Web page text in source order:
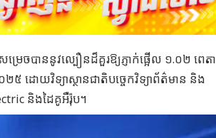
ចបាននូវល្បឿនដ៏គួរឱ្យភ្ញាក់ផ្អើល ១.០២ ពេតា
៥ ដោយវិទ្យាស្ថានជាតិបច្ចេកវិទ្យាព័ត៌មាន និង
និងដៃគូអឺរ៉ុប។